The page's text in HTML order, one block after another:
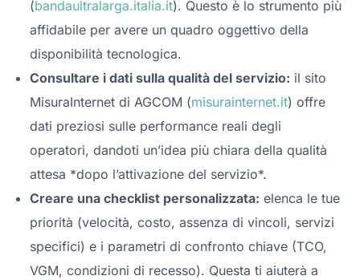
(bandaultralarga.italia.it). Questo è lo strumento più
affidabile per avere un quadro oggettivo della
disponibilità tecnologica.
Consultare i dati sulla qualità del servizio: il sito
MisuraInternet di AGCOM (misurainternet.it) offre
dati preziosi sulle performance reali degli
operatori, dandoti un’idea più chiara della qualità
attesa *dopo l’attivazione del servizio*.
Creare una checklist personalizzata: elenca le tue
priorità (velocità, costo, assenza di vincoli, servizi
specifici) e i parametri di confronto chiave (TCO,
VGM, condizioni di recesso). Questa ti aiuterà a